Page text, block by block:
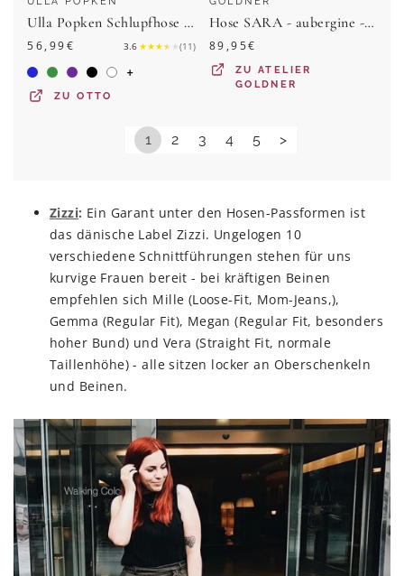
Ulla Popken Schlupfhose Chiffonhose doppellagig weites Bein Elastikbund
56,99€ 3.6 ★★★★ ★ (11)
+
ZUOTTO
Hose SARA - aubergine - Gr. 21 von Goldner Fashion
89,95€
ZUATELIER
GOLDNER
1 2 3 4 5 >
Zizzi: Ein Garant unter den Hosen-Passformen ist
das dänische Label Zizzi. Ungelogen 10
verschiedene Schnittführungen stehen für uns
kurvige Frauen bereit - bei kräftigen Beinen
empfehlen sich Mille (Loose-Fit, Mom-Jeans,),
Gemma (Regular Fit), Megan (Regular Fit, besonders
hoher Bund) und Vera (Straight Fit, normale
Taillenhöhe) - alle sitzen locker an Oberschenkeln
und Beinen.